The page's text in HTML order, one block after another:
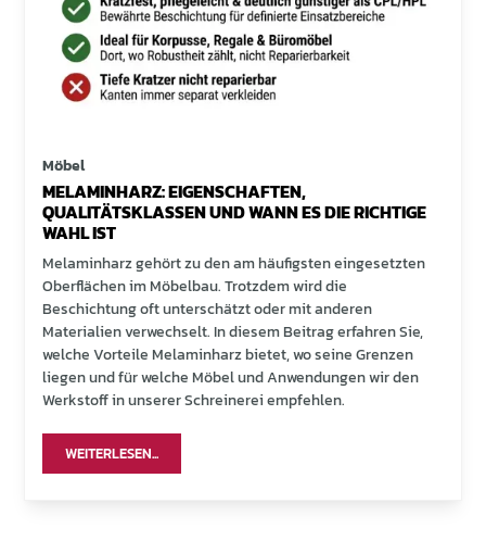
Möbel
MELAMINHARZ: EIGENSCHAFTEN,
QUALITÄTSKLASSEN UND WANN ES DIE RICHTIGE
WAHL IST
Melaminharz gehört zu den am häufigsten eingesetzten
Oberflächen im Möbelbau. Trotzdem wird die
Beschichtung oft unterschätzt oder mit anderen
Materialien verwechselt. In diesem Beitrag erfahren Sie,
welche Vorteile Melaminharz bietet, wo seine Grenzen
liegen und für welche Möbel und Anwendungen wir den
Werkstoff in unserer Schreinerei empfehlen.
WEITERLESEN...